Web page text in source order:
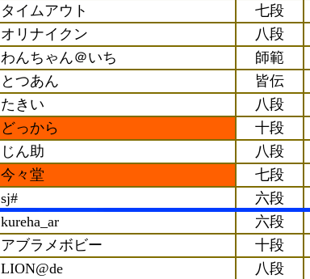
タイムアウト 七段
オリナイクン 八段
わんちゃん＠いち 師範
とつあん 皆伝
たきい 八段
どっから 十段
じん助 八段
今々堂 七段
sj# 六段
kureha_ar 六段
アブラメボビー 十段
LION@de 八段